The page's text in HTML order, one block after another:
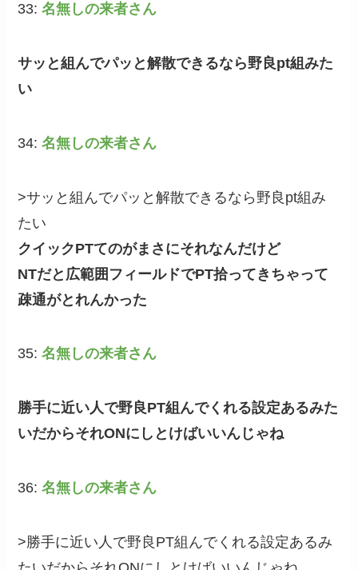
33:名無しの来者さん
サッと組んでパッと解散できるなら野良pt組みた
い
34:名無しの来者さん
>サッと組んでパッと解散できるなら野良pt組み
たい
クイックPTてのがまさにそれなんだけど
NTだと広範囲フィールドでPT拾ってきちゃって
疎通がとれんかった
35:名無しの来者さん
勝手に近い人で野良PT組んでくれる設定あるみた
いだからそれONにしとけばいいんじゃね
36:名無しの来者さん
>勝手に近い人で野良PT組んでくれる設定あるみ